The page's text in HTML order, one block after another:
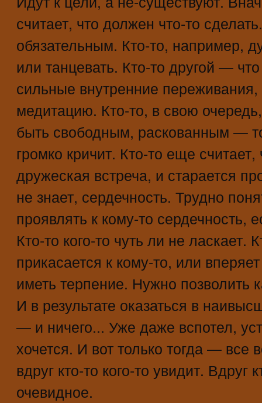
считает, что должен что-то
обязательным. Кто-то, например,
или танцевать. Кто-то другой —
сильные внутренние
медитацию. Кто-то, в свою
быть свободным, раскованным —
громко кричит. Кто-то еще
дружеская встреча, и старается
не знает, сердечность. Трудно
проявлять к кому-то сердечность,
Кто-то кого-то чуть ли не ласкает.
прикасается к кому-то, или
иметь терпение. Нужно позволить
И в результате оказаться в
— и ничего... Уже даже вспотел,
хочется. И вот только тогда — все
вдруг кто-то кого-то увидит. Вдруг
очевидное.